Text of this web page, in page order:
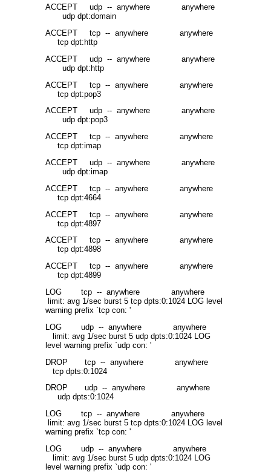
ACCEPT udp -- anywhere anywhere
udp dpt:domain
ACCEPT tcp -- anywhere anywhere
tcp dpt:http
ACCEPT udp -- anywhere anywhere
udp dpt:http
ACCEPT tcp -- anywhere anywhere
tcp dpt:pop3
ACCEPT udp -- anywhere anywhere
udp dpt:pop3
ACCEPT tcp -- anywhere anywhere
tcp dpt:imap
ACCEPT udp -- anywhere anywhere
udp dpt:imap
ACCEPT tcp -- anywhere anywhere
tcp dpt:4664
ACCEPT tcp -- anywhere anywhere
tcp dpt:4897
ACCEPT tcp -- anywhere anywhere
tcp dpt:4898
ACCEPT tcp -- anywhere anywhere
tcp dpt:4899
LOG tcp -- anywhere anywhere
limit: avg 1/sec burst 5 tcp dpts:0:1024 LOG level
warning prefix `tcp con: '
LOG udp -- anywhere anywhere
limit: avg 1/sec burst 5 udp dpts:0:1024 LOG
level warning prefix `udp con: '
DROP tcp -- anywhere anywhere
tcp dpts:0:1024
DROP udp -- anywhere anywhere
udp dpts:0:1024
LOG tcp -- anywhere anywhere
limit: avg 1/sec burst 5 tcp dpts:0:1024 LOG level
warning prefix `tcp con: '
LOG udp -- anywhere anywhere
limit: avg 1/sec burst 5 udp dpts:0:1024 LOG
level warning prefix `udp con: '